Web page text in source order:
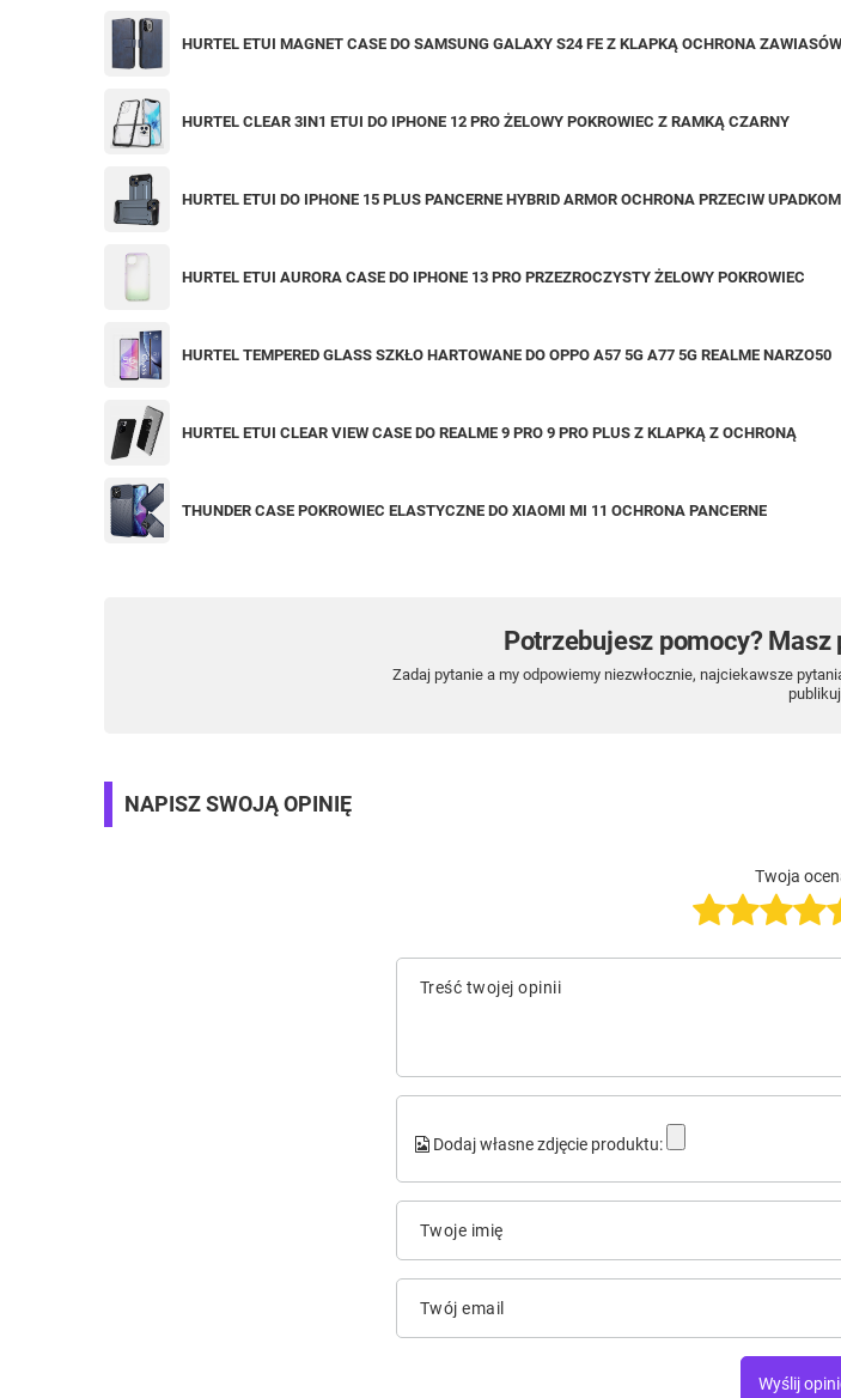
HURTEL ETUI MAGNET CASE DO SAMSUNG GALAXY S24 FE Z KLAPKĄ OCHRONA ZAWIASÓW
HURTEL CLEAR 3IN1 ETUI DO IPHONE 12 PRO ŻELOWY POKROWIEC Z RAMKĄ CZARNY
HURTEL ETUI DO IPHONE 15 PLUS PANCERNE HYBRID ARMOR OCHRONA PRZECIW UPADKOM
HURTEL ETUI AURORA CASE DO IPHONE 13 PRO PRZEZROCZYSTY ŻELOWY POKROWIEC
HURTEL TEMPERED GLASS SZKŁO HARTOWANE DO OPPO A57 5G A77 5G REALME NARZO50
HURTEL ETUI CLEAR VIEW CASE DO REALME 9 PRO 9 PRO PLUS Z KLAPKĄ Z OCHRONĄ
THUNDER CASE POKROWIEC ELASTYCZNE DO XIAOMI MI 11 OCHRONA PANCERNE
Potrzebujesz pomocy? Masz
Zadaj pytanie a my odpowiemy niezwłocznie, najciekawsze
NAPISZ SWOJĄ OPINIĘ
Twoja
Treść twojej opinii
Dodaj własne zdjęcie produktu:
Twoje imię
Twój email
Wyślij